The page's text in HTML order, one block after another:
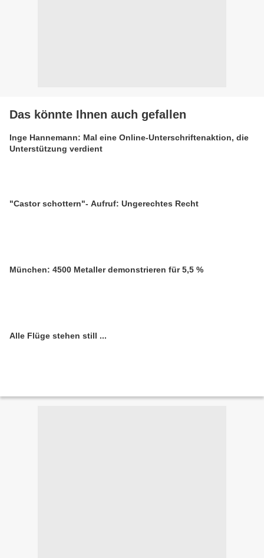
Das könnte Ihnen auch gefallen
Inge Hannemann: Mal eine Online-Unterschriftenaktion, die
Unterstützung verdient
"Castor schottern"- Aufruf: Ungerechtes Recht
München: 4500 Metaller demonstrieren für 5,5 %
Alle Flüge stehen still ...